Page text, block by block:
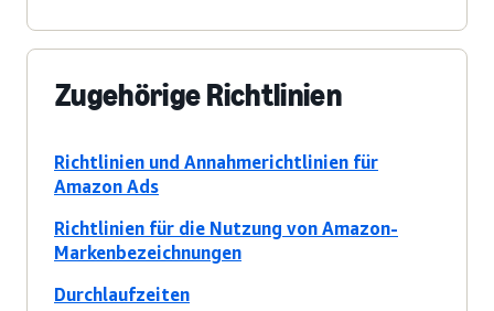
Zugehörige Richtlinien
Richtlinien und Annahmerichtlinien für
Amazon Ads
Richtlinien für die Nutzung von Amazon-
Markenbezeichnungen
Durchlaufzeiten